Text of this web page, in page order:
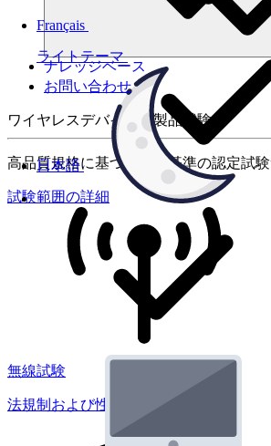
ライトテーマ
Français
日本語
ナレッジベース
お問い合わせ
ワイヤレスデバイスの製品試験
高品質規格に基づく国際基準の認定試
試験範囲の詳細
無線試験
法規制および性能試験